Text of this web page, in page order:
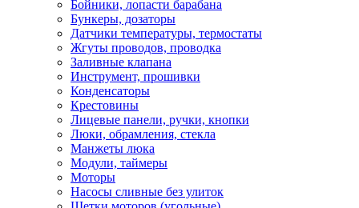
Бойники, лопасти барабана
Бункеры, дозаторы
Датчики температуры, термостаты
Жгуты проводов, проводка
Заливные клапана
Инструмент, прошивки
Конденсаторы
Крестовины
Лицевые панели, ручки, кнопки
Люки, обрамления, стекла
Манжеты люка
Модули, таймеры
Моторы
Насосы сливные без улиток